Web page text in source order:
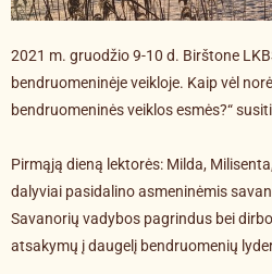
2021 m. gruodžio 9-10 d. Birštone
bendruomeninėje veikloje. Kaip vėl
bendruomeninės veiklos esmės?“
Pirmąją dieną lektorės: Milda,
dalyviai pasidalino asmeninėmis
Savanorių vadybos pagrindus bei
atsakymų į daugelį bendruomenių